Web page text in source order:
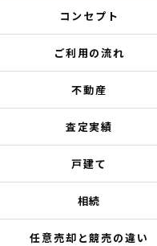
コンセプト
ご利用の流れ
不動産
査定実績
戸建て
相続
任意売却と競売の違い